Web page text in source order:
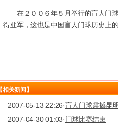
在２００６年５月举行的盲人门球
得亚军，这也是中国盲人门球历史上
【相关新闻】
2007-05-13 22:26·盲人门球震撼昆
2007-04-30 01:03·门球比赛结束